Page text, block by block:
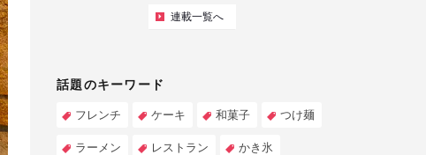
連載一覧へ
話題のキーワード
フレンチ ケーキ 和菓子 つけ麺
ラーメン レストラン かき氷